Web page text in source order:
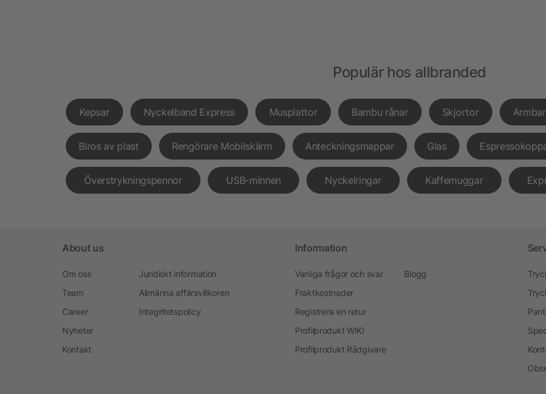
Populär hos allbranded
Kepsar Nyckelband Express Musplattor Bambu rånar Skjortor
Biros av plast Rengörare Mobilskärm Anteckningsmappar Glas
Överstrykningspennor USB-minnen Nyckelringar Kaffemuggar
About us
Om oss
Team
Career
Nyheter
Kontakt
Juridiskt information
Allmänna affärsvillkoren
Integritetspolicy
Information
Vanliga frågor och svar
Fraktkostnader
Registrera en retur
Profilprodukt WIKI
Profilprodukt Rådgivare
Blogg